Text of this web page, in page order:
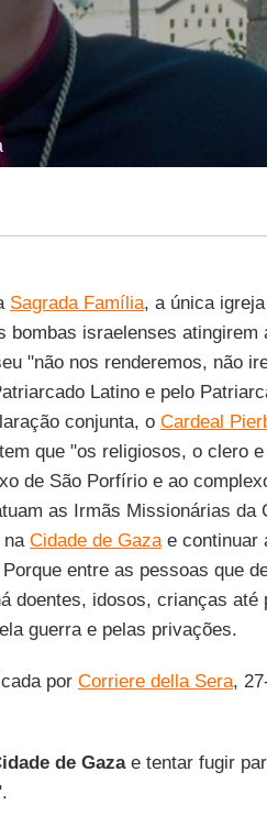
Sagrada Família, a única
bombas israelenses atingirem
"não nos renderemos, não
Latino e pelo
conjunta, o Cardeal
que "os religiosos, o clero
de São Porfírio e ao
as Irmãs Missionárias da
na Cidade de Gazae continuar
entre as pessoas que
doentes, idosos, crianças até
guerra e pelas privações.
por Corriere della Sera,
de Gazae tentar fugir